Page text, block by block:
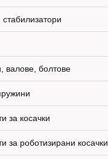
валове, болтове
за косачки
за роботизирани косачки